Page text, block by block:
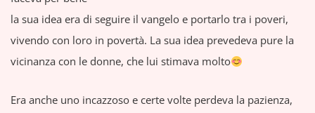
la sua idea era di seguire il vangelo e portarlo tra i poveri,
vivendo con loro in povertà. La sua idea prevedeva pure la
vicinanza con le donne, che lui stimava molto
Era anche uno incazzoso e certe volte perdeva la pazienza,